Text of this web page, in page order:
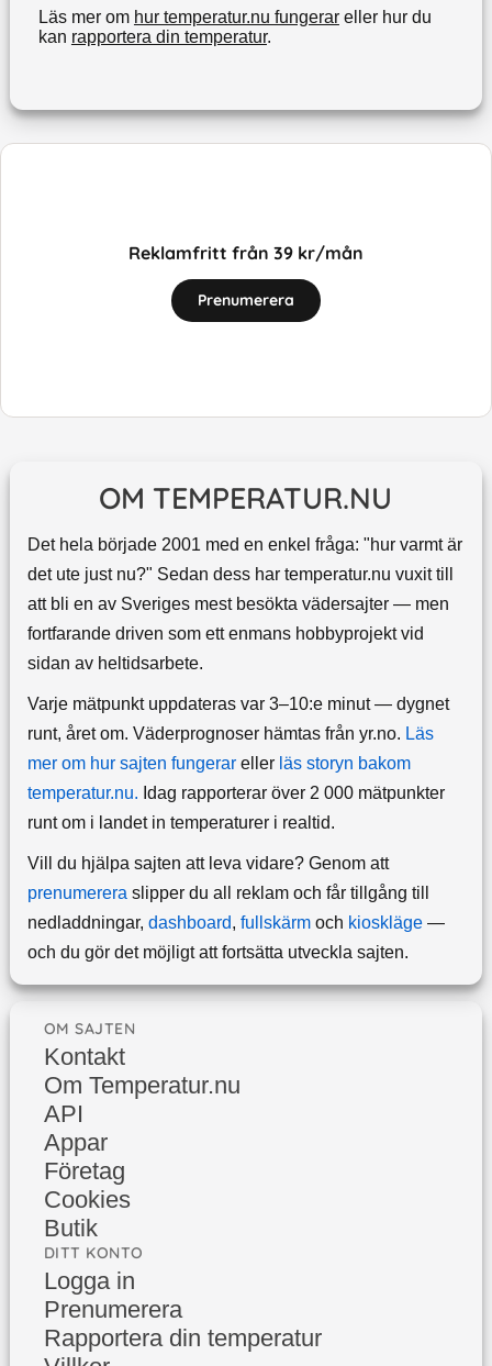
Läs mer om hur temperatur.nu fungerareller hur du
kan rapportera din temperatur.
Reklamfritt från 39 kr/mån
Prenumerera
OM TEMPERATUR.NU
Det hela började 2001 med en enkel fråga: "hur varmt är
det ute just nu?" Sedan dess har temperatur.nu vuxit till
att bli en av Sveriges mest besökta vädersajter — men
fortfarande driven som ett enmans hobbyprojekt vid
sidan av heltidsarbete.
Varje mätpunkt uppdateras var 3–10:e minut — dygnet
runt, året om. Väderprognoser hämtas från yr.no. Läs
mer om hur sajten fungerareller läs storyn bakom
temperatur.nu. Idag rapporterar över 2 000 mätpunkter
runt om i landet in temperaturer i realtid.
Vill du hjälpa sajten att leva vidare? Genom att
prenumerera slipper du all reklam och får tillgång till
nedladdningar, dashboard, fullskärmoch kioskläge—
och du gör det möjligt att fortsätta utveckla sajten.
OM SAJTEN
Kontakt
Om Temperatur.nu
API
Appar
Företag
Cookies
Butik
DITT KONTO
Logga in
Prenumerera
Rapportera din temperatur